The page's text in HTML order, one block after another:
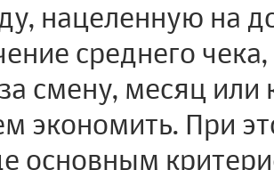
нацеленную на
среднего
смену, месяц
экономить. При
основным